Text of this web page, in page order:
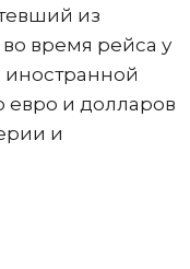
из
во время рейса у
иностранной
евро и долларов
и